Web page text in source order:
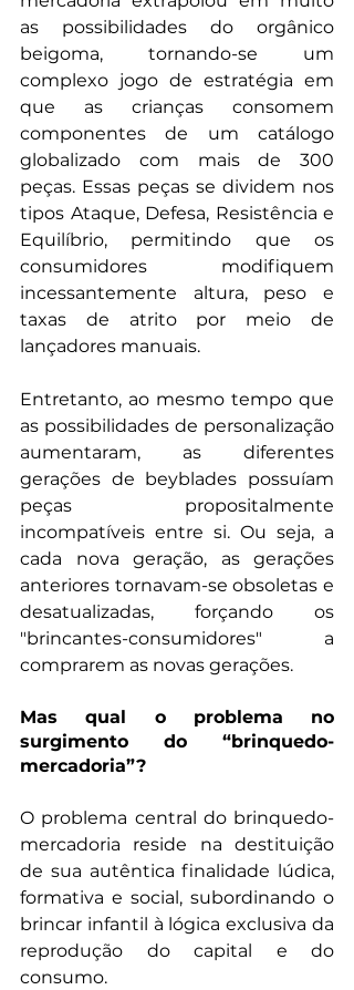
as possibilidades do orgânico
beigoma, tornando-se um
complexo jogo de estratégia em
que as crianças consomem
componentes de um catálogo
globalizado com mais de 300
peças. Essas peças se dividem nos
tipos Ataque, Defesa, Resistência e
Equilíbrio, permitindo que os
consumidores modifiquem
incessantemente altura, peso e
taxas de atrito por meio de
lançadores manuais.
Entretanto, ao mesmo tempo que
as possibilidades de personalização
aumentaram, as diferentes
gerações de beyblades possuíam
peças propositalmente
incompatíveis entre si. Ou seja, a
cada nova geração, as gerações
anteriores tornavam-se obsoletas e
desatualizadas, forçando os
"brincantes-consumidores" a
comprarem as novas gerações.
Mas qual o problema no
surgimento do “brinquedo-
mercadoria”?
O problema central do brinquedo-
mercadoria reside na destituição
de sua autêntica finalidade lúdica,
formativa e social, subordinando o
brincar infantil à lógica exclusiva da
reprodução do capital e do
consumo.